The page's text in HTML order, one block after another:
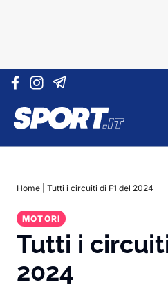
Vai al contenuto
Home Tutti i circuiti di F1 del 2024
MOTORI
Tutti i
2024